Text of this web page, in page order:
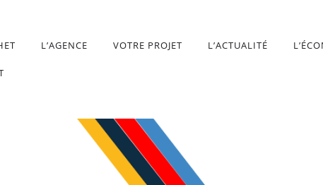
L’AGENCE VOTRE PROJET L’ACTUALITÉ